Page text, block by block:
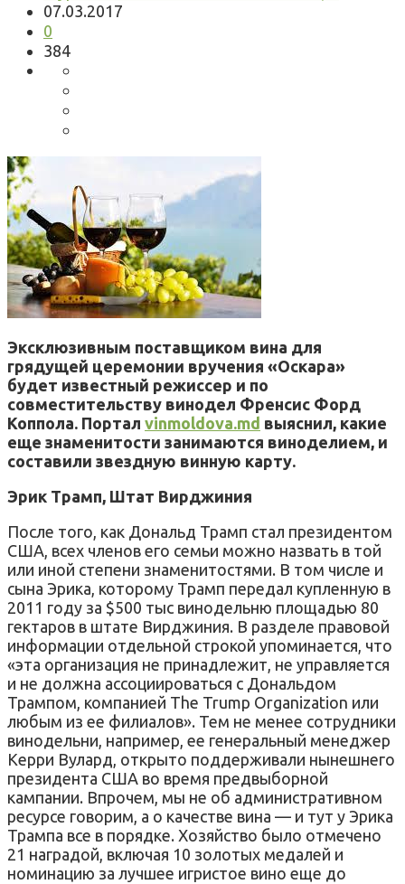
07.03.2017
0
384
Эксклюзивным поставщиком вина для
грядущей церемонии вручения «Оскара»
будет известный режиссер и по
совместительству винодел Френсис Форд
Коппола. Портал vinmoldova.md выяснил, какие
еще знаменитости занимаются виноделием, и
составили звездную винную карту.
Эрик Трамп, Штат Вирджиния
После того, как Дональд Трамп стал президентом
США, всех членов его семьи можно назвать в той
или иной степени знаменитостями. В том числе и
сына Эрика, которому Трамп передал купленную в
2011 году за $500 тыс винодельню площадью 80
гектаров в штате Вирджиния. В разделе правовой
информации отдельной строкой упоминается, что
«эта организация не принадлежит, не управляется
и не должна ассоциироваться с Дональдом
Трампом, компанией The Trump Organization или
любым из ее филиалов». Тем не менее сотрудники
винодельни, например, ее генеральный менеджер
Керри Вулард, открыто поддерживали нынешнего
президента США во время предвыборной
кампании. Впрочем, мы не об административном
ресурсе говорим, а о качестве вина — и тут у Эрика
Трампа все в порядке. Хозяйство было отмечено
21 наградой, включая 10 золотых медалей и
номинацию за лучшее игристое вино еще до